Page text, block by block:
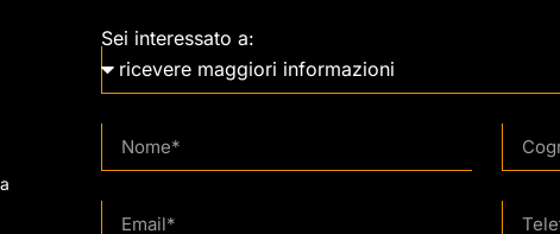
Sei interessato a: